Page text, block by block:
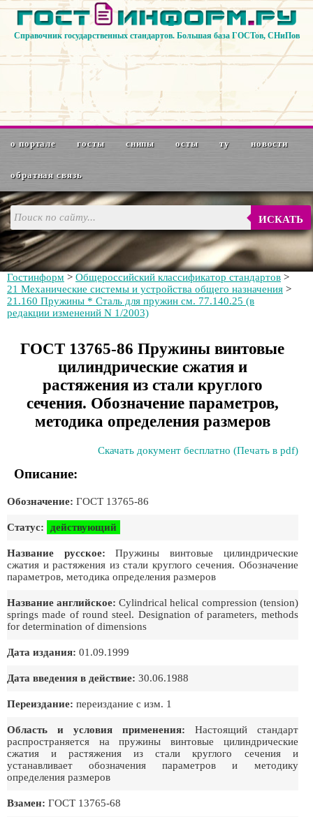
Справочник государственных стандартов. Большая база ГОСТов, СНиПов
о портале госты снипы осты ту новости
обратная связь
ИСКАТЬ
Гостинформ > Общероссийский классификатор стандартов >
21 Mexaнические системы и устройства общего назначения >
21.160 Пружины * Сталь для пружин см. 77.140.25 (в
редакции изменений N 1/2003)
ГОСТ 13765-86 Пружины винтовые
цилиндрические сжатия и
растяжения из стали круглого
сечения. Обозначение параметров,
методика определения размеров
Скачать документ бесплатно (Печать в pdf)
Описание:
Обозначение: ГОСТ 13765-86
Статус: действующий
Название русское: Пружины винтовые цилиндрические
сжатия и растяжения из стали круглого сечения. Обозначение
параметров, методика определения размеров
Название английское: Cylindrical helical compression (tension)
springs made of round steel. Designation of parameters, methods
for determination of dimensions
Дата издания: 01.09.1999
Дата введения в действие: 30.06.1988
Переиздание: переиздание с изм. 1
Область и условия применения: Настоящий стандарт
распространяется на пружины винтовые цилиндрические
сжатия и растяжения из стали круглого сечения и
устанавливает обозначения параметров и методику
определения размеров
Взамен: ГОСТ 13765-68